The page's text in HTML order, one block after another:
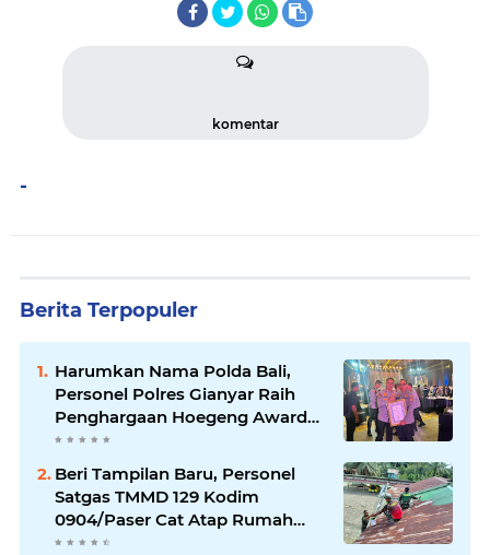
komentar
-
Berita Terpopuler
Harumkan Nama Polda Bali,
Personel Polres Gianyar Raih
Penghargaan Hoegeng Awards
2026
Beri Tampilan Baru, Personel
Satgas TMMD 129 Kodim
0904/Paser Cat Atap Rumah
Marbot